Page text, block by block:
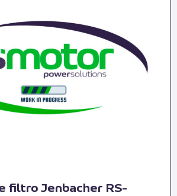
filtro Jenbacher RS-